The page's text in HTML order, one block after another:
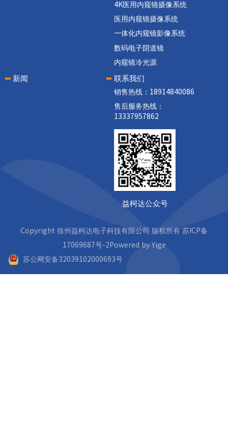
4K医用内窥镜摄像系统
医用内窥镜摄像系统
一体化内窥镜影像系统
数码电子阴道镜
内窥镜冷光源
新闻 联系我们
销售热线：18914840086
售后服务热线：
13337957862
益柯达公众号
Copyright 徐州益柯达电子科技有限公司 版权所有 苏ICP备
17069687号-2Powered by Yige
苏公网安备32039102000693号